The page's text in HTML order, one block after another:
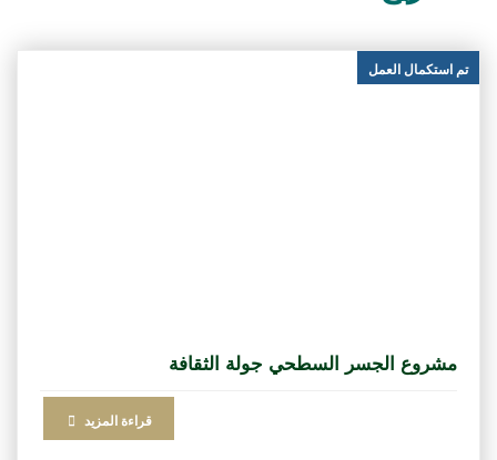
تم استكمال العمل
مشروع الجسر السطحي جولة الثقافة
قراءة المزيد